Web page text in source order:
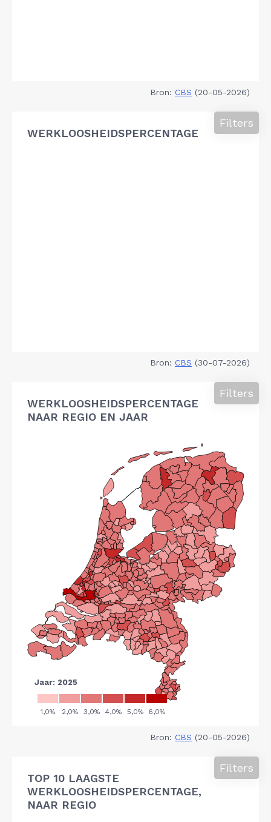
Bron: CBS (20-05-2026)
WERKLOOSHEIDSPERCENTAGE
Filters
Bron: CBS (30-07-2026)
WERKLOOSHEIDSPERCENTAGE
NAAR REGIO EN JAAR
Filters
Bron: CBS (20-05-2026)
TOP 10 LAAGSTE
WERKLOOSHEIDSPERCENTAGE,
NAAR REGIO
Filters